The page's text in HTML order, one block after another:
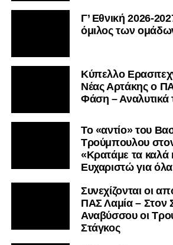
Γ’ Εθνική 2026-
όμιλος των
Kύπελλο
Nέας Αρτάκης ο
Φάση – Αναλυτικά
Το «αντίο» του
Τρούμπουλου
«Κρατάμε τα καλά
Ευχαριστώ για
Συνεχίζονται οι
ΠΑΣ Λαμία – Στον
Αναβύσσου οι
Στάγκος